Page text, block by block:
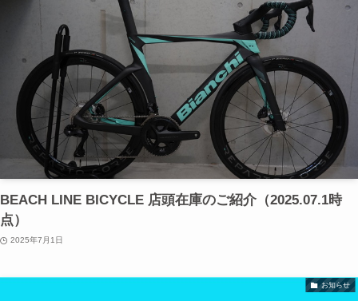
BEACH LINE BICYCLE 店頭在庫のご紹介（2025.07.1時
点）
2025年7月1日
お知らせ